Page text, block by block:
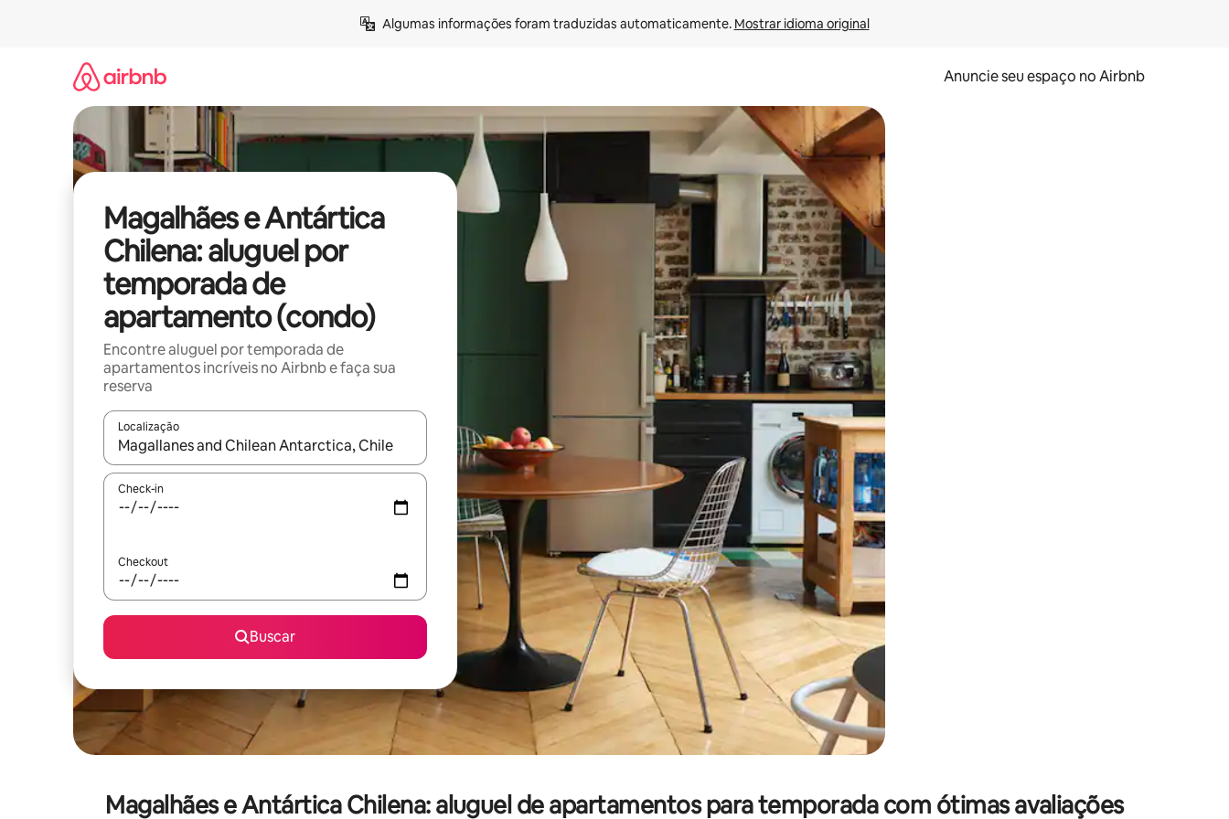
Algumas informações foram traduzidas automaticamente. Mostrar idioma original
Anuncie seu espaço no Airbnb
Magalhães e Antártica
Chilena: aluguel por
temporada de
apartamento (condo)
Encontre aluguel por temporada de
apartamentos incríveis no Airbnb e faça sua
reserva
Localização
Quando os resultados estiverem disponíveis, explore-os usando as seta para cima e para baixo do teclado ou tocando e deslizando o dedo na tela.
Check-in
Checkout
Buscar
Magalhães e Antártica Chilena: aluguel de apartamentos para temporada com ótimas avaliações